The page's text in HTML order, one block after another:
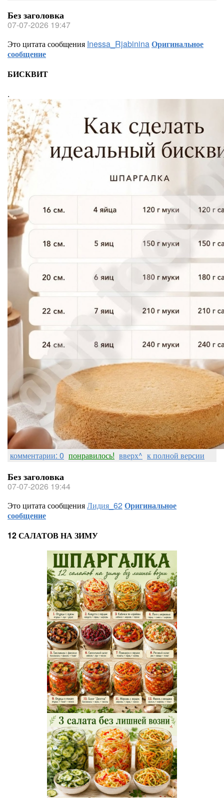
Без заголовка
07-07-2026 19:47
Это цитата сообщения Inessa_RjabininaОригинальное
сообщение
БИСКВИТ
.
комментарии: 0 понравилось! вверх^ к полной версии
Без заголовка
07-07-2026 19:44
Это цитата сообщенияЛидия_62Оригинальное
сообщение
12 САЛАТОВ НА ЗИМУ